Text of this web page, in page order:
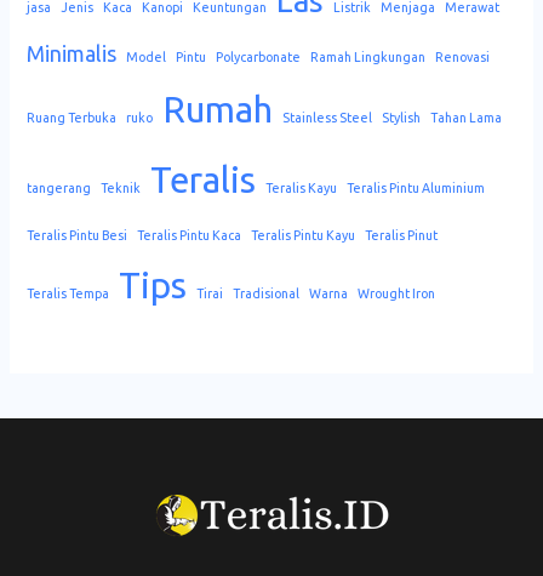
jasa Jenis Kaca Kanopi Keuntungan Listrik Menjaga Merawat
Minimalis Model Pintu Polycarbonate Ramah Lingkungan Renovasi
Ruang Terbuka ruko Rumah Stainless Steel Stylish Tahan Lama
tangerang Teknik Teralis Teralis Kayu Teralis Pintu Aluminium
Teralis Pintu Besi Teralis Pintu Kaca Teralis Pintu Kayu Teralis Pinut
Teralis Tempa Tips Tirai Tradisional Warna Wrought Iron